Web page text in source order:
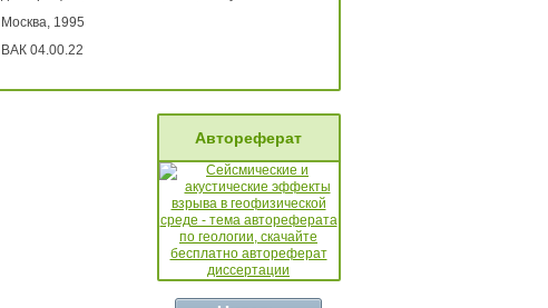
Москва, 1995
ВАК 04.00.22
Автореферат